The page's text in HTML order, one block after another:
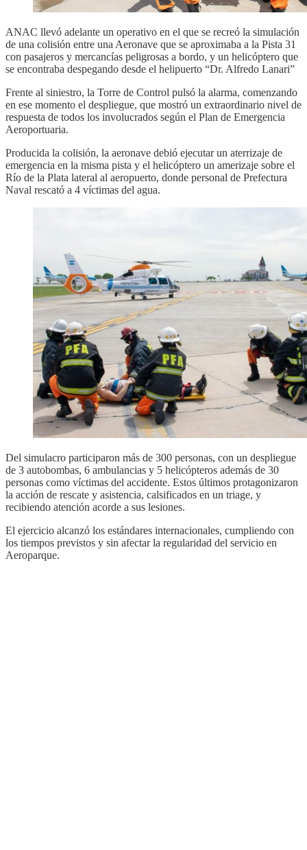
ANAC llevó adelante un operativo en el que se recreó la simulación
de una colisión entre una Aeronave que se aproximaba a la Pista 31
con pasajeros y mercancías peligrosas a bordo, y un helicóptero que
se encontraba despegando desde el helipuerto “Dr. Alfredo Lanari”
Frente al siniestro, la Torre de Control pulsó la alarma, comenzando
en ese momento el despliegue, que mostró un extraordinario nivel de
respuesta de todos los involucrados según el Plan de Emergencia
Aeroportuaria.
Producida la colisión, la aeronave debió ejecutar un aterrizaje de
emergencia en la misma pista y el helicóptero un amerizaje sobre el
Río de la Plata lateral al aeropuerto, donde personal de Prefectura
Naval rescató a 4 víctimas del agua.
Del simulacro participaron más de 300 personas, con un despliegue
de 3 autobombas, 6 ambulancias y 5 helicópteros además de 30
personas como víctimas del accidente. Estos últimos protagonizaron
la acción de rescate y asistencia, calsificados en un triage, y
recibiendo atención acorde a sus lesiones.
El ejercicio alcanzó los estándares internacionales, cumpliendo con
los tiempos previstos y sin afectar la regularidad del servicio en
Aeroparque.